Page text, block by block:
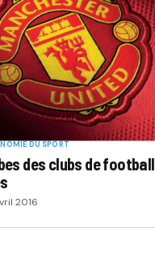
DU SPORT
des clubs de
2016